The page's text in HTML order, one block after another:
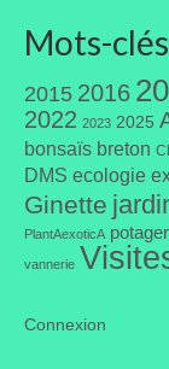
Revues
Listes
Amis
Mots-clés
2015 2016
2022 2023 2025
bonsaïs breton
DMS ecologie
Ginette
PlantAexoticA potager
vannerie
Connexion